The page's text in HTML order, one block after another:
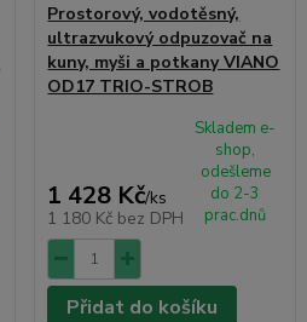
Prostorový, vodotěsný,
ultrazvukový odpuzovač na
kuny, myši a potkany VIANO
OD17 TRIO-STROB
1 428 Kč/ks
1 180 Kč bez DPH
Skladem e-
shop,
odešleme
do 2-3
prac.dnů
Přidat do košíku